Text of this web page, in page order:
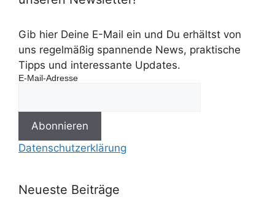
Gib hier Deine E-Mail ein und Du erhältst von
uns regelmäßig spannende News, praktische
Tipps und interessante Updates.
E-Mail-Adresse
Datenschutzerklärung
Neueste Beiträge